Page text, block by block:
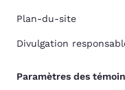
Plan-du-site
Divulgation
Paramètres des